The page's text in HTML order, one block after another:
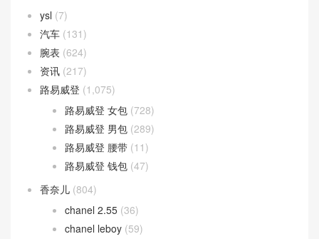
ysl (7)
汽车 (131)
腕表 (624)
资讯 (217)
路易威登 (1,075)
路易威登 女包 (728)
路易威登 男包 (289)
路易威登 腰带 (11)
路易威登 钱包 (47)
香奈儿 (804)
chanel 2.55 (36)
chanel leboy (59)